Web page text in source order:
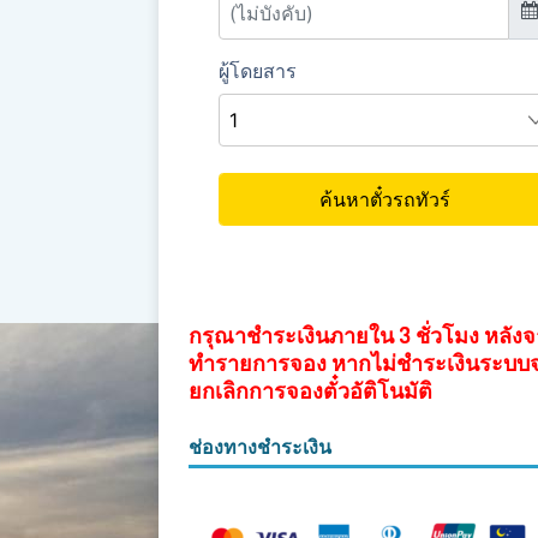
กรุณาชำระเงินภายใน 3 ชั่วโมง หลัง
ทำรายการจอง หากไม่ชำระเงินระบบ
ยกเลิกการจองตั๋วอัติโนมัติ
ช่องทางชำระเงิน